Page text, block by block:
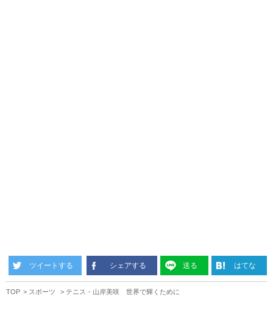
ツイートする シェアする 送る はてな
TOP スポーツ テニス・山岸美咲 世界で輝くために